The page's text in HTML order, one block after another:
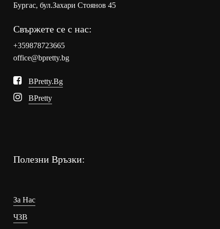
Бургас, бул.Захари Стоянов 45
Свържете се с нас:
+359878723665
office@bpretty.bg
BPretty.bg
BPretty
Полезни Връзки:
За Нас
ЧЗВ